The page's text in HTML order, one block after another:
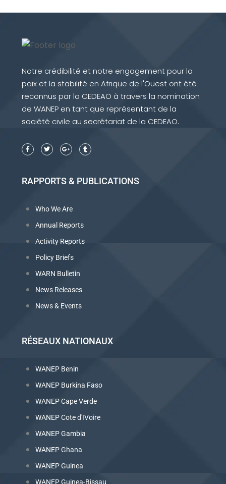
Notre crédibilité et notre engagement pour la
paix et la stabilité en Afrique de l'Ouest ont été
reconnus par la CEDEAO à travers la nomination
de WANEP en tant que représentant de la
société civile au secrétariat de la CEDEAO.
RAPPORTS & PUBLICATIONS
Who We Are
Annual Reports
Activity Reports
Policy Briefs
WARN Bulletin
News Releases
News & Events
RÉSEAUX NATIONAUX
WANEP Benin
WANEP Burkina Faso
WANEP Cape Verde
WANEP Cote d'IVoire
WANEP Gambia
WANEP Ghana
WANEP Guinea
WANEP Guinea-Bissau